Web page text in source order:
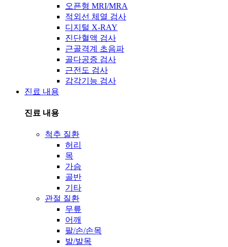
오픈형 MRI/MRA
적외선 체열 검사
디지털 X-RAY
진단혈액 검사
근골격계 초음파
골다공증 검사
근전도 검사
감각기능 검사
진료 내용
진료 내용
척추 질환
허리
목
가슴
골반
기타
관절 질환
무릎
어깨
팔/손/손목
발/발목